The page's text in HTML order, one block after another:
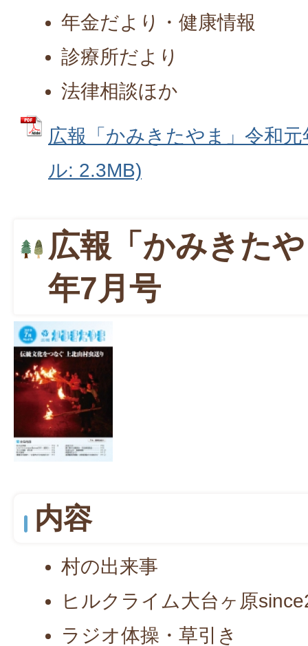
年金だより・健康情報
診療所だより
法律相談ほか
広報「かみきたやま」令和
ル: 2.3MB)
広報「かみきた
年7月号
内容
村の出来事
ヒルクライム大台ヶ原
ラジオ体操・草引き